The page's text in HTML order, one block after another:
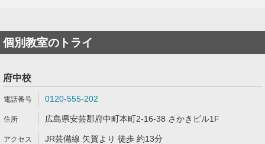
個別教室のトライ
府中校
0120-555-202
広島県安芸郡府中町本町2-16-38 さかきビル1F
JR芸備線 矢賀より 徒歩 約13分